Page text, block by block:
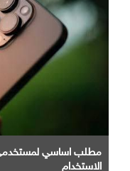
مطلب اساسي لمستخدمي
الاستخدام